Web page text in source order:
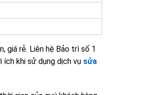
giá rẻ. Liên hệ Bảo trì số 1
ích khi sử dụng dịch vụsửa